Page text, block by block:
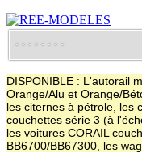
DISPONIBLE : L'autorail
Orange/Alu et Orange/
les citernes à pétrole, les
couchettes série 3 (à
les voitures CORAIL
BB6700/BB67300, les